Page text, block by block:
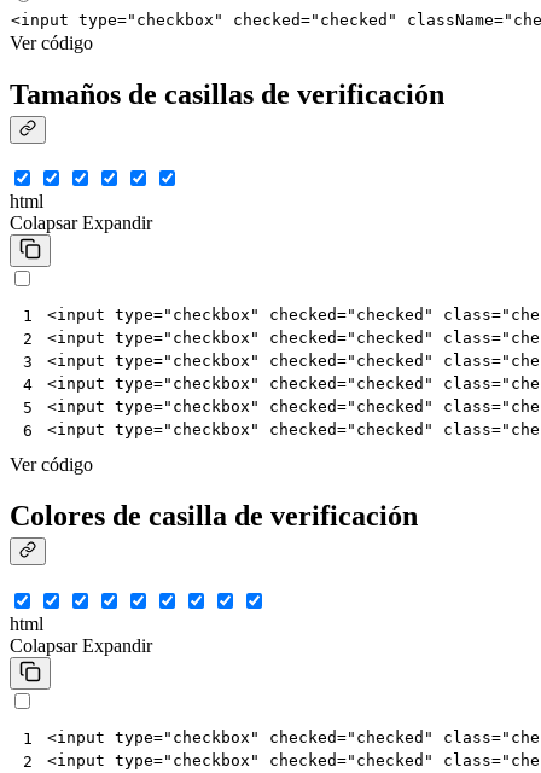
<input type="checkbox" checked="checked" className=
Ver código
Tamaños de casillas de verificación
html
Colapsar Expandir
1
2
3
4
5
6
<input type="checkbox" checked="checked" class=
<input type="checkbox" checked="checked" class=
<input type="checkbox" checked="checked" class=
<input type="checkbox" checked="checked" class=
<input type="checkbox" checked="checked" class=
<input type="checkbox" checked="checked" class=
Ver código
Colores de casilla de verificación
html
Colapsar Expandir
1
2
<input type="checkbox" checked="checked" class=
<input type="checkbox" checked="checked" class=